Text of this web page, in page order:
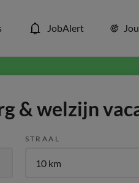
JobAlert
& welzijn
STRAAL